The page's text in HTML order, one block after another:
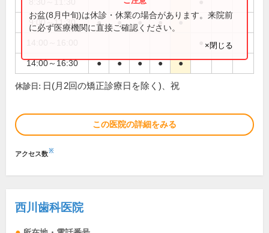
9:00～11:30 ● ● ● ● ●
14:00～16:30 ● ● ● ● ●
お盆(8月中旬)は休診・休業の場合があります。来院前
に必ず医療機関に直接ご確認ください。
×閉じる
休診日: 日(月2回の矯正診療日を除く)、祝
この医院の詳細をみる
アクセス数※
西川歯科医院